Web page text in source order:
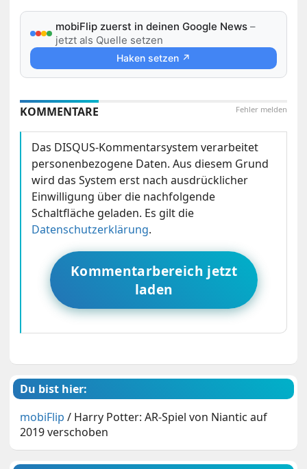
mobiFlip zuerst in deinen Google News –
jetzt als Quelle setzen
Haken setzen ↗
Fehler melden
KOMMENTARE
Das DISQUS-Kommentarsystem verarbeitet
personenbezogene Daten. Aus diesem Grund
wird das System erst nach ausdrücklicher
Einwilligung über die nachfolgende
Schaltfläche geladen. Es gilt die
Datenschutzerklärung.
Kommentarbereich jetzt
laden
Du bist hier:
mobiFlip / Harry Potter: AR-Spiel von Niantic auf
2019 verschoben